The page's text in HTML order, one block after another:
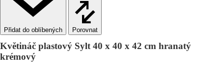
Porovnat
Květináč plastový Sylt 40 x 40 x 42 cm hranatý
krémový